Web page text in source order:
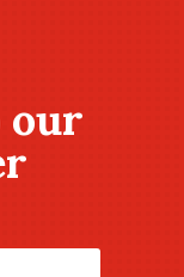
our